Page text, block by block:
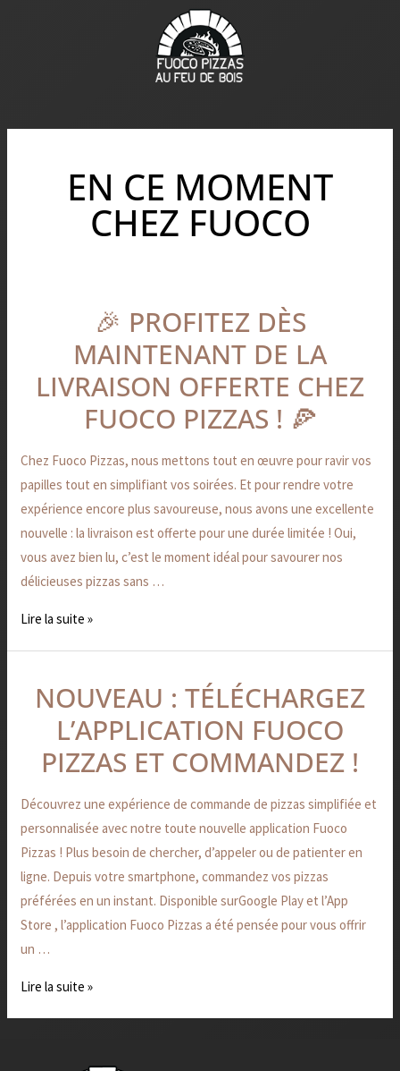
EN CE MOMENT
CHEZ FUOCO
🎉 PROFITEZ DÈS
MAINTENANT DE LA
LIVRAISON OFFERTE CHEZ
FUOCO PIZZAS ! 🍕
Chez Fuoco Pizzas, nous mettons tout en œuvre pour ravir vos
papilles tout en simplifiant vos soirées. Et pour rendre votre
expérience encore plus savoureuse, nous avons une excellente
nouvelle : la livraison est offerte pour une durée limitée ! Oui,
vous avez bien lu, c’est le moment idéal pour savourer nos
délicieuses pizzas sans …
maintenant
livraison
offerte
chez
Fuoco
Pizzas
!
Lire la suite »
NOUVEAU : TÉLÉCHARGEZ
L’APPLICATION FUOCO
PIZZAS ET COMMANDEZ !
Découvrez une expérience de commande de pizzas simplifiée et
personnalisée avec notre toute nouvelle application Fuoco
Pizzas ! Plus besoin de chercher, d’appeler ou de patienter en
ligne. Depuis votre smartphone, commandez vos pizzas
préférées en un instant. Disponible surGoogle Play et l’App
Store , l’application Fuoco Pizzas a été pensée pour vous offrir
un …
Téléchargez
l’Application
Fuoco
Commandez
Lire la suite »